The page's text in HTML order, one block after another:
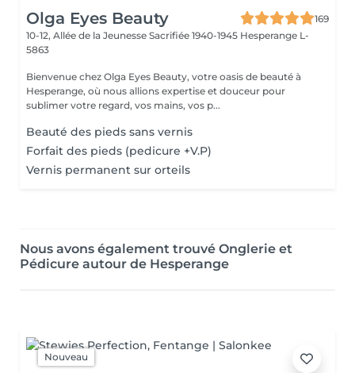
Olga Eyes Beauty
169
10-12, Allée de la Jeunesse Sacrifiée 1940-1945 Hesperange L-
5863
Bienvenue chez Olga Eyes Beauty, votre oasis de beauté à
Hesperange, où nous allions expertise et douceur pour
sublimer votre regard, vos mains, vos p...
Beauté des pieds sans vernis
Forfait des pieds (pedicure +V.P)
Vernis permanent sur orteils
Nous avons également trouvé Onglerie et
Pédicure autour de Hesperange
Nouveau